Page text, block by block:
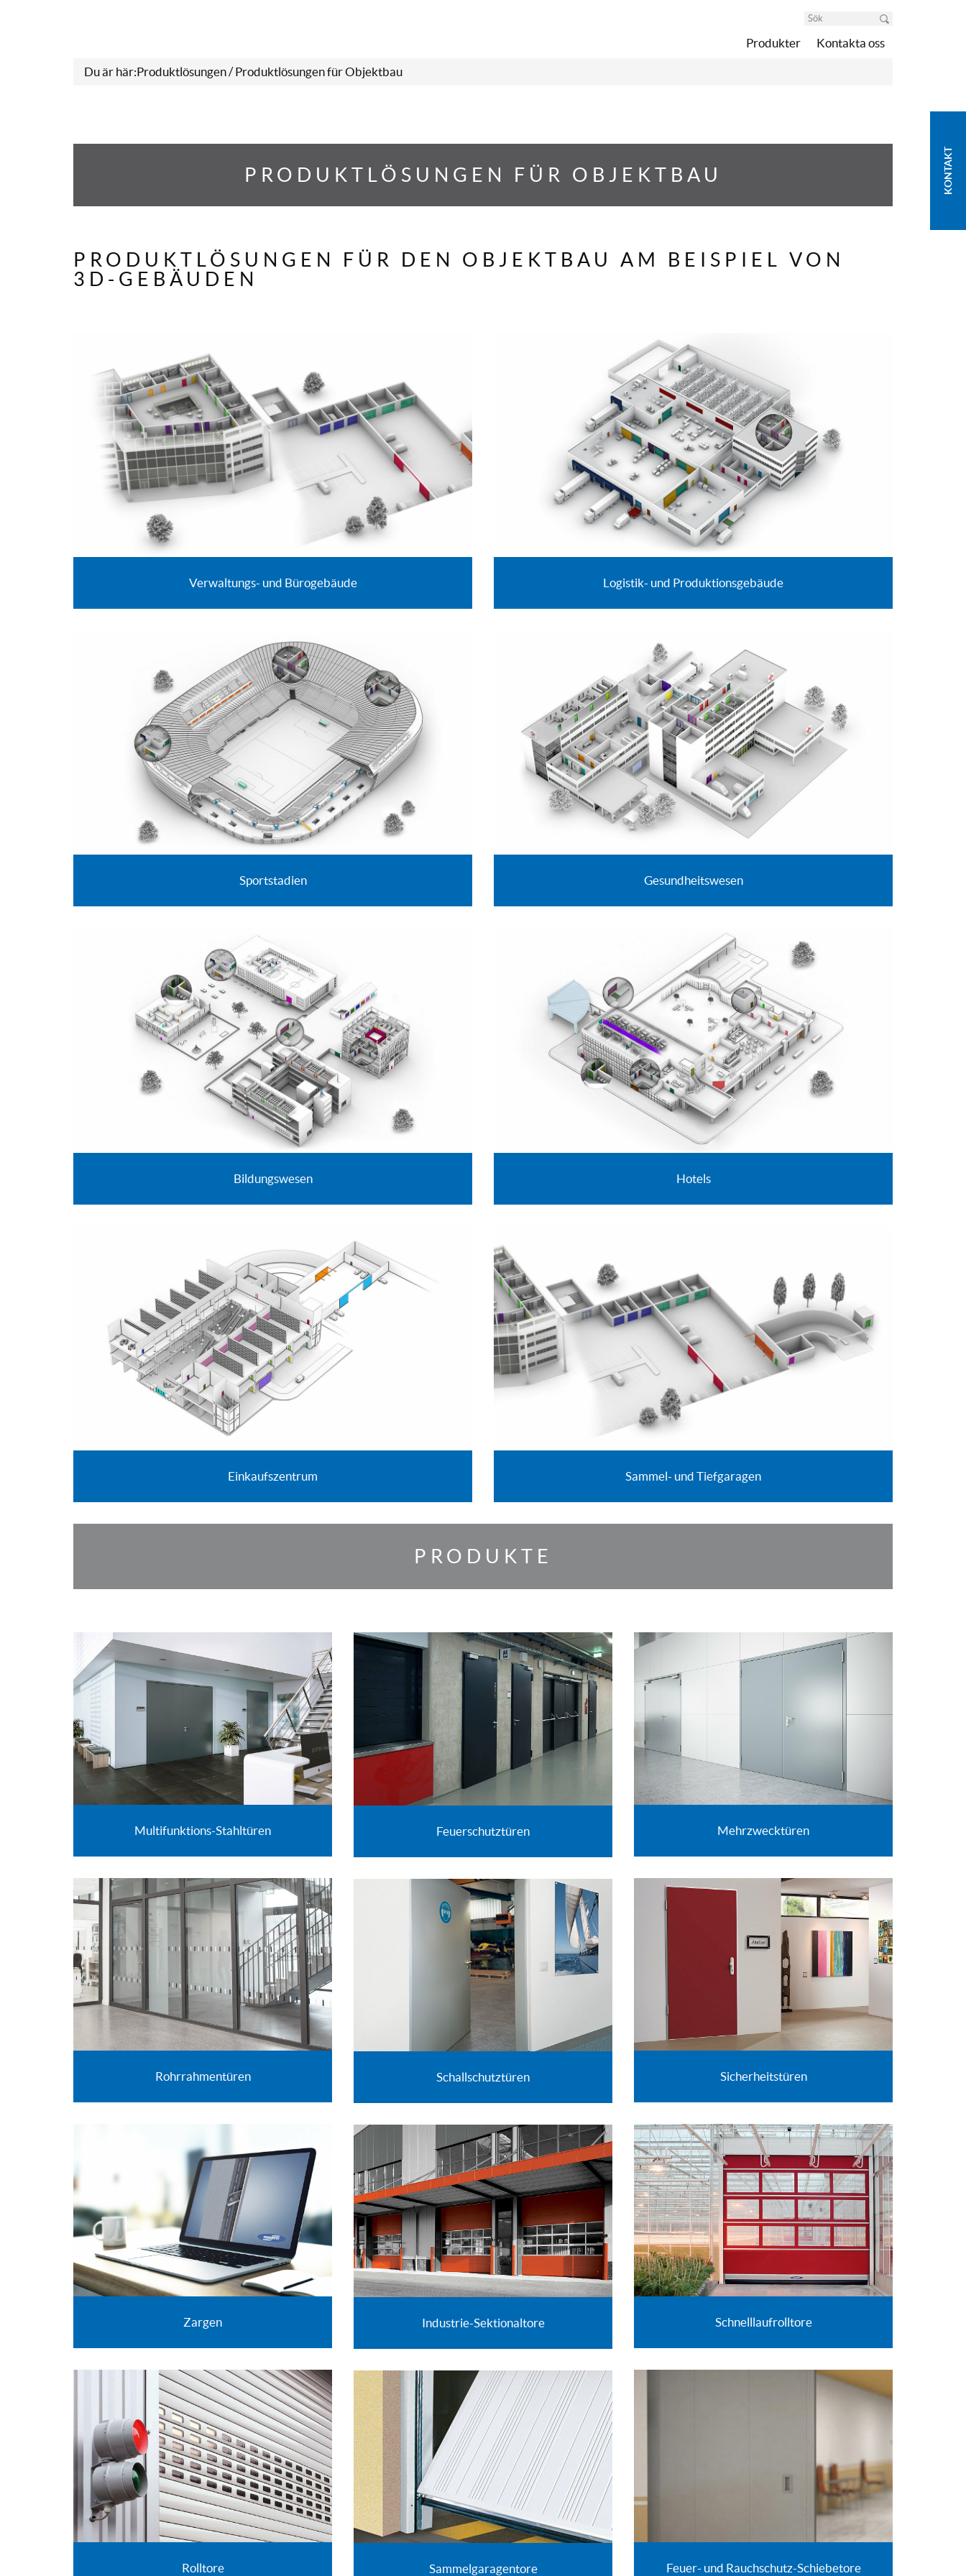
Produkter Kontakta oss
KONTAKT
Du är här:Produktlösungen/ Produktlösungen für Objektbau
PRODUKTLÖSUNGEN FÜR OBJEKTBAU
PRODUKTLÖSUNGEN FÜR DEN OBJEKTBAU AM BEISPIEL VON
3D-GEBÄUDEN
Verwaltungs- und Bürogebäude
Sportstadien
Bildungswesen
Einkaufszentrum
Logistik- und Produktionsgebäude
Gesundheitswesen
Hotels
Sammel- und Tiefgaragen
PRODUKTE
Multifunktions-Stahltüren
Rohrrahmentüren
Zargen
Rolltore
Feuerschutztüren
Schallschutztüren
Industrie-Sektionaltore
Sammelgaragentore
Mehrzwecktüren
Sicherheitstüren
Schnelllaufrolltore
Feuer- und Rauchschutz-Schiebetore